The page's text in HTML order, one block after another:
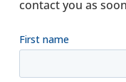
contact you as